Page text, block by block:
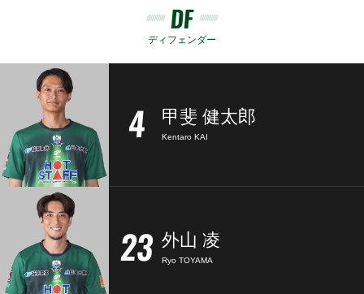
DF
ディフェンダー
4 甲斐 健太郎
Kentaro KAI
23 外山 凌
Ryo TOYAMA